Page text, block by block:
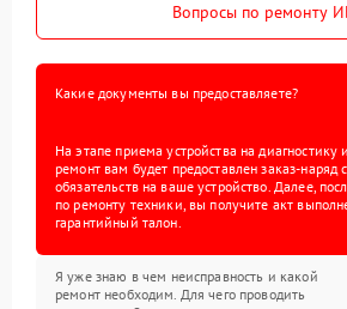
Вопросы по ремонту
Какие документы вы предоставляете?
На этапе приема устройства на
ремонт вам будет предоставлен заказ-наряд
обязательств на ваше устройство. Далее,
по ремонту техники, вы получите акт
гарантийный талон.
Я уже знаю в чем неисправность и какой
ремонт необходим. Для чего проводить